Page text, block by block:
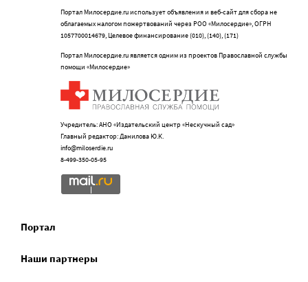
Портал Милосердие.ru использует объявления и веб-сайт для сбора не
облагаемых налогом пожертвований через РОО «Милосердие», ОГРН
1057700014679, Целевое финансирование (010), (140), (171)
Портал Милосердие.ru является одним из проектов Православной службы
помощи «Милосердие»
Учредитель: АНО «Издательский центр «Нескучный сад»
Главный редактор: Данилова Ю.К.
info@miloserdie.ru
8-499-350-05-95
Портал
Наши партнеры